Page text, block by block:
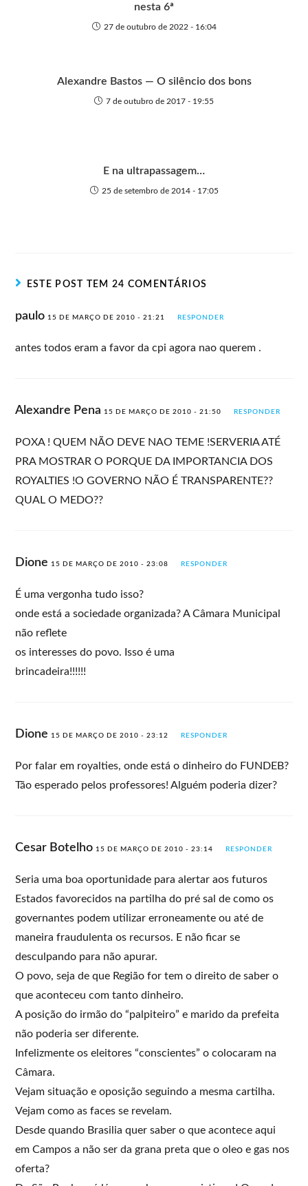
nesta 6ª
27 de outubro de 2022 - 16:04
Alexandre Bastos — O silêncio dos bons
7 de outubro de 2017 - 19:55
E na ultrapassagem…
25 de setembro de 2014 - 17:05
ESTE POST TEM 24 COMENTÁRIOS
paulo 15 DE MARÇO DE 2010 - 21:21 RESPONDER
antes todos eram a favor da cpi agora nao querem .
Alexandre Pena 15 DE MARÇO DE 2010 - 21:50 RESPONDER
POXA ! QUEM NÃO DEVE NAO TEME !SERVERIA ATÉ
PRA MOSTRAR O PORQUE DA IMPORTANCIA DOS
ROYALTIES !O GOVERNO NÃO É TRANSPARENTE??
QUAL O MEDO??
Dione 15 DE MARÇO DE 2010 - 23:08 RESPONDER
É uma vergonha tudo isso?
onde está a sociedade organizada? A Câmara Municipal
não reflete
os interesses do povo. Isso é uma
brincadeira!!!!!!
Dione 15 DE MARÇO DE 2010 - 23:12 RESPONDER
Por falar em royalties, onde está o dinheiro do FUNDEB?
Tão esperado pelos professores! Alguém poderia dizer?
Cesar Botelho 15 DE MARÇO DE 2010 - 23:14 RESPONDER
Seria uma boa oportunidade para alertar aos futuros
Estados favorecidos na partilha do pré sal de como os
governantes podem utilizar erroneamente ou até de
maneira fraudulenta os recursos. E não ficar se
desculpando para não apurar.
O povo, seja de que Região for tem o direito de saber o
que aconteceu com tanto dinheiro.
A posição do irmão do “palpiteiro” e marido da prefeita
não poderia ser diferente.
Infelizmente os eleitores “conscientes” o colocaram na
Câmara.
Vejam situação e oposição seguindo a mesma cartilha.
Vejam como as faces se revelam.
Desde quando Brasilia quer saber o que acontece aqui
em Campos a não ser da grana preta que o oleo e gas nos
oferta?